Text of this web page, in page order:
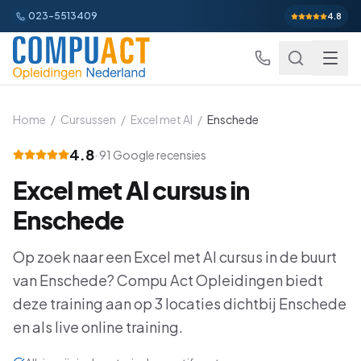
023-5513409 4.8
Excel
Excel Basis
Excel: Draaitabellen en Grafieken Gevorderd
Excel: Analyse en Rapportage
Word
Word Gevorderd Gevorderd
Word: Complexe Documenten Gevorderd
Outlook Alles-in-een Beginner
Outlook en Time Management
PowerPoint
PowerPoint Alles-in-een
Power BI
Home / Cursussen / Excel met AI / Enschede
4.8· 91 Google recensies
Excel met AIcursus in
Enschede
Op zoek naar een Excel met AI cursus in de buurt
van Enschede? Compu Act Opleidingen biedt
deze training aan op3 locaties dichtbij Enschede
en als live online training.